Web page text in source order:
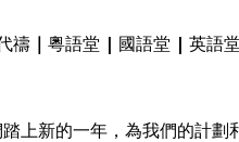
禱 ｜粵語堂 | 國語堂 |英語堂
上新的一年，為我們的計劃